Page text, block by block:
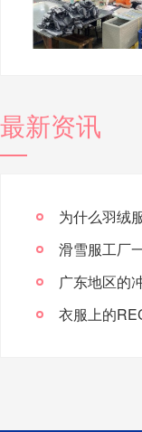
最新资讯
为什么羽绒
滑雪服工厂
广东地区的
衣服上的